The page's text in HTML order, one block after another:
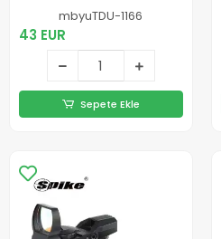
Dürbünü – Çöl
RengimbyuTDU-1166
43 EUR
Sepete Ekle